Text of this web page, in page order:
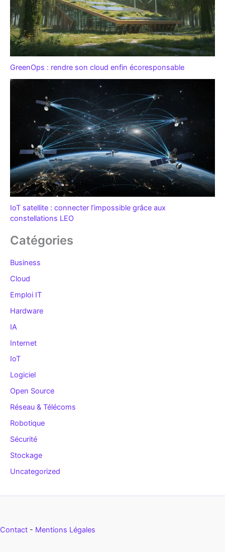
GreenOps : rendre son cloud enfin écoresponsable
IoT satellite : connecter l’impossible grâce aux
constellations LEO
Catégories
Business
Cloud
Emploi IT
Hardware
IA
Internet
IoT
Logiciel
Open Source
Réseau & Télécoms
Robotique
Sécurité
Stockage
Uncategorized
Contact - Mentions Légales